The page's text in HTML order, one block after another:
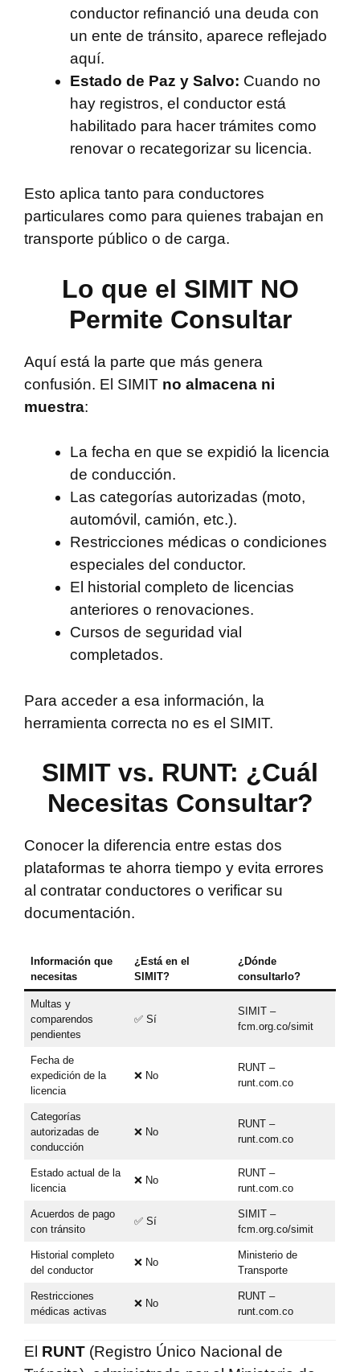
conductor refinanció una deuda con
un ente de tránsito, aparece reflejado
aquí.
Estado de Paz y Salvo: Cuando no
hay registros, el conductor está
habilitado para hacer trámites como
renovar o recategorizar su licencia.
Esto aplica tanto para conductores
particulares como para quienes trabajan en
transporte público o de carga.
Lo que el SIMIT NO
Permite Consultar
Aquí está la parte que más genera
confusión. El SIMIT no almacena ni
muestra:
La fecha en que se expidió la licencia
de conducción.
Las categorías autorizadas (moto,
automóvil, camión, etc.).
Restricciones médicas o condiciones
especiales del conductor.
El historial completo de licencias
anteriores o renovaciones.
Cursos de seguridad vial
completados.
Para acceder a esa información, la
herramienta correcta no es el SIMIT.
SIMIT vs. RUNT: ¿Cuál
Necesitas Consultar?
Conocer la diferencia entre estas dos
plataformas te ahorra tiempo y evita errores
al contratar conductores o verificar su
documentación.
Información que
necesitas
¿Está en el
SIMIT?
¿Dónde
consultarlo?
Multas y
comparendos
pendientes
✅ Sí
SIMIT –
fcm.org.co/simit
Fecha de
expedición de la
licencia
❌ No
RUNT –
runt.com.co
Categorías
autorizadas de
conducción
❌ No
RUNT –
runt.com.co
Estado actual de la
licencia
❌ No
RUNT –
runt.com.co
Acuerdos de pago
con tránsito
✅ Sí
SIMIT –
fcm.org.co/simit
Historial completo
del conductor
❌ No
Ministerio de
Transporte
Restricciones
médicas activas
❌ No
RUNT –
runt.com.co
El RUNT (Registro Único Nacional de